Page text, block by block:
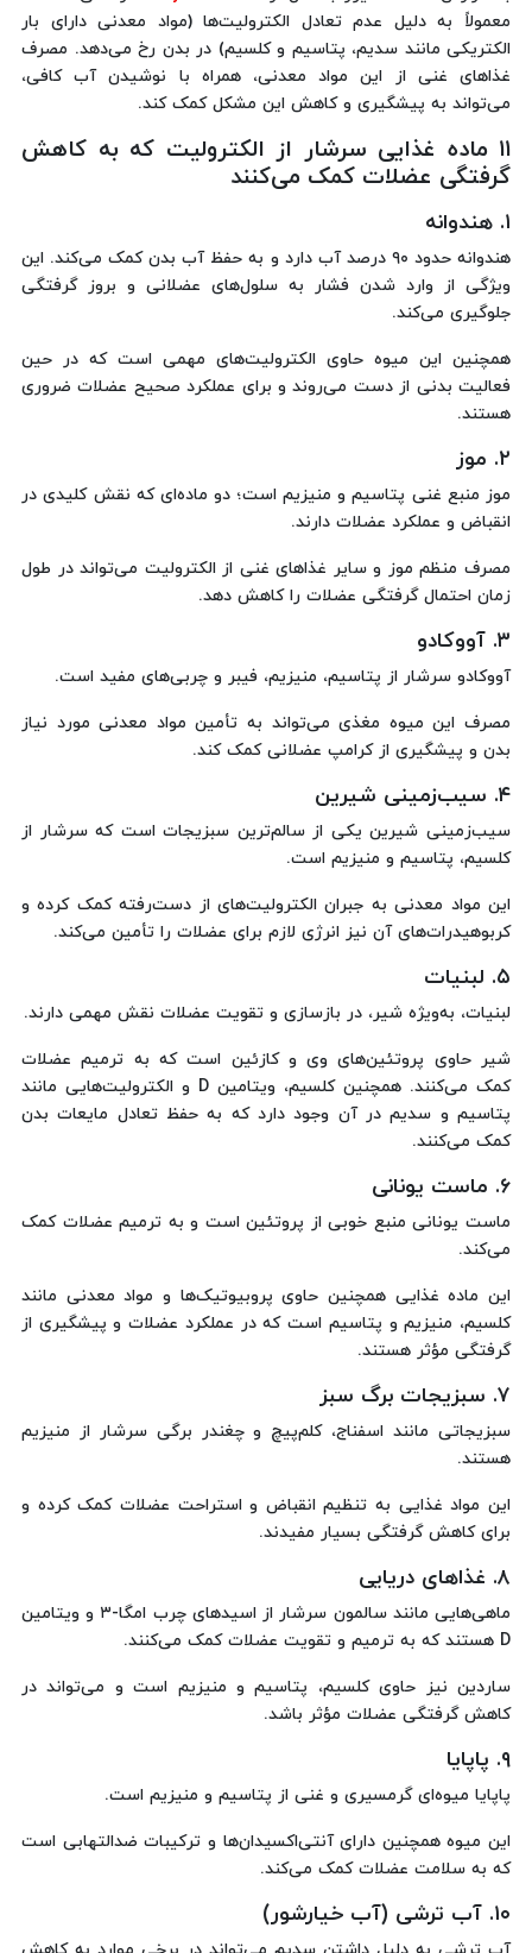
معمولاً به دلیل عدم تعادل الکترولیت‌ها (مواد معدنی دارای بار
الکتریکی مانند سدیم، پتاسیم و کلسیم) در بدن رخ می‌دهد. مصرف
غذاهای غنی از این مواد معدنی، همراه با نوشیدن آب کافی،
می‌تواند به پیشگیری و کاهش این مشکل کمک کند.
۱۱ ماده غذایی سرشار از الکترولیت که به کاهش
گرفتگی عضلات کمک می‌کنند
۱. هندوانه
هندوانه حدود ۹۰ درصد آب دارد و به حفظ آب بدن کمک می‌کند. این
ویژگی از وارد شدن فشار به سلول‌های عضلانی و بروز گرفتگی
جلوگیری می‌کند.
همچنین این میوه حاوی الکترولیت‌های مهمی است که در حین
فعالیت بدنی از دست می‌روند و برای عملکرد صحیح عضلات ضروری
هستند.
۲. موز
موز منبع غنی پتاسیم و منیزیم است؛ دو ماده‌ای که نقش کلیدی در
انقباض و عملکرد عضلات دارند.
مصرف منظم موز و سایر غذاهای غنی از الکترولیت می‌تواند در طول
زمان احتمال گرفتگی عضلات را کاهش دهد.
۳. آووکادو
آووکادو سرشار از پتاسیم، منیزیم، فیبر و چربی‌های مفید است.
مصرف این میوه مغذی می‌تواند به تأمین مواد معدنی مورد نیاز
بدن و پیشگیری از کرامپ عضلانی کمک کند.
۴. سیب‌زمینی شیرین
سیب‌زمینی شیرین یکی از سالم‌ترین سبزیجات است که سرشار از
کلسیم، پتاسیم و منیزیم است.
این مواد معدنی به جبران الکترولیت‌های از دست‌رفته کمک کرده و
کربوهیدرات‌های آن نیز انرژی لازم برای عضلات را تأمین می‌کند.
۵. لبنیات
لبنیات، به‌ویژه شیر، در بازسازی و تقویت عضلات نقش مهمی دارند.
شیر حاوی پروتئین‌های وی و کازئین است که به ترمیم عضلات
کمک می‌کنند. همچنین کلسیم، ویتامین D و الکترولیت‌هایی مانند
پتاسیم و سدیم در آن وجود دارد که به حفظ تعادل مایعات بدن
کمک می‌کنند.
۶. ماست یونانی
ماست یونانی منبع خوبی از پروتئین است و به ترمیم عضلات کمک
می‌کند.
این ماده غذایی همچنین حاوی پروبیوتیک‌ها و مواد معدنی مانند
کلسیم، منیزیم و پتاسیم است که در عملکرد عضلات و پیشگیری از
گرفتگی مؤثر هستند.
۷. سبزیجات برگ سبز
سبزیجاتی مانند اسفناج، کلم‌پیچ و چغندر برگی سرشار از منیزیم
هستند.
این مواد غذایی به تنظیم انقباض و استراحت عضلات کمک کرده و
برای کاهش گرفتگی بسیار مفیدند.
۸. غذاهای دریایی
ماهی‌هایی مانند سالمون سرشار از اسیدهای چرب امگا-۳ و ویتامین
D هستند که به ترمیم و تقویت عضلات کمک می‌کنند.
ساردین نیز حاوی کلسیم، پتاسیم و منیزیم است و می‌تواند در
کاهش گرفتگی عضلات مؤثر باشد.
۹. پاپایا
پاپایا میوه‌ای گرمسیری و غنی از پتاسیم و منیزیم است.
این میوه همچنین دارای آنتی‌اکسیدان‌ها و ترکیبات ضدالتهابی است
که به سلامت عضلات کمک می‌کند.
۱۰. آب ترشی (آب خیارشور)